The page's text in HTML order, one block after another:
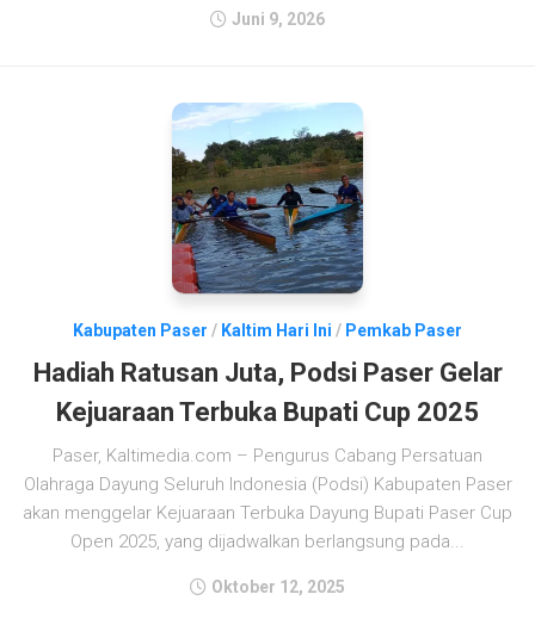
Juni 9, 2026
Kabupaten Paser / Kaltim Hari Ini / Pemkab Paser
Hadiah Ratusan Juta, Podsi Paser Gelar
Kejuaraan Terbuka Bupati Cup 2025
Paser, Kaltimedia.com – Pengurus Cabang Persatuan
Olahraga Dayung Seluruh Indonesia (Podsi) Kabupaten Paser
akan menggelar Kejuaraan Terbuka Dayung Bupati Paser Cup
Open 2025, yang dijadwalkan berlangsung pada...
Oktober 12, 2025